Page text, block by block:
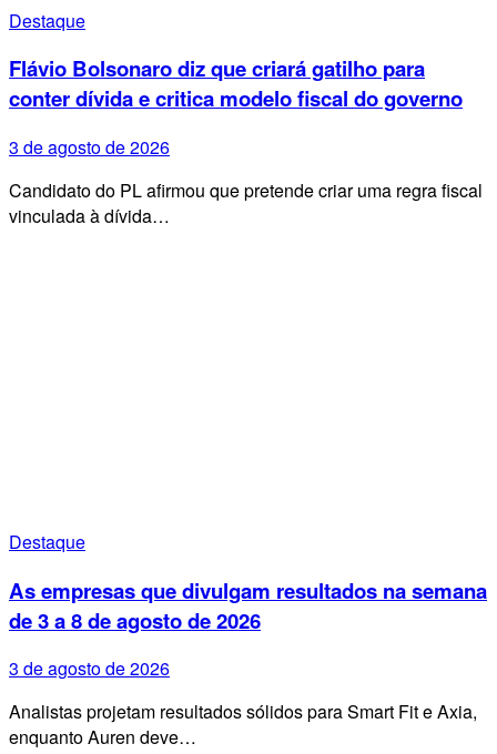
Destaque
Flávio Bolsonaro diz que criará gatilho para
conter dívida e critica modelo fiscal do governo
3 de agosto de 2026
Candidato do PL afirmou que pretende criar uma regra fiscal
vinculada à dívida…
Destaque
As empresas que divulgam resultados na semana
de 3 a 8 de agosto de 2026
3 de agosto de 2026
Analistas projetam resultados sólidos para Smart Fit e Axia,
enquanto Auren deve…